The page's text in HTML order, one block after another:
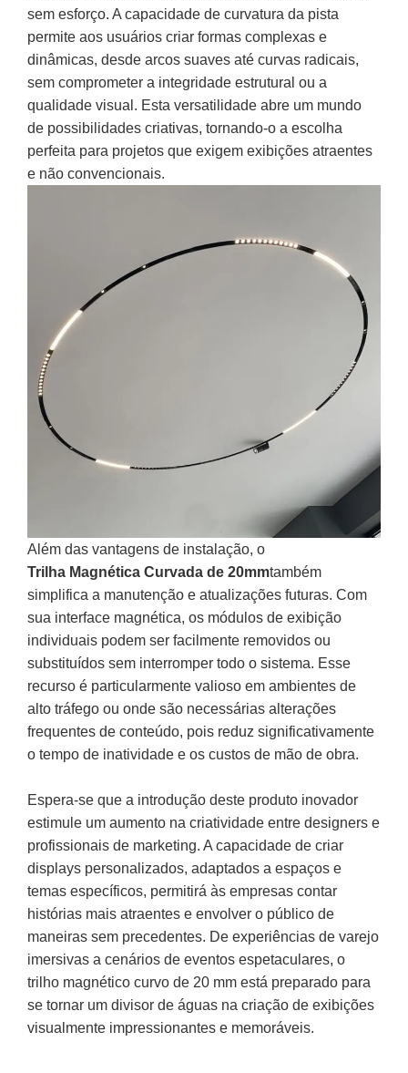
sem esforço. A capacidade de curvatura da pista
permite aos usuários criar formas complexas e
dinâmicas, desde arcos suaves até curvas radicais,
sem comprometer a integridade estrutural ou a
qualidade visual. Esta versatilidade abre um mundo
de possibilidades criativas, tornando-o a escolha
perfeita para projetos que exigem exibições atraentes
e não convencionais.
Além das vantagens de instalação, o
Trilha Magnética Curvada de 20mmtambém
simplifica a manutenção e atualizações futuras. Com
sua interface magnética, os módulos de exibição
individuais podem ser facilmente removidos ou
substituídos sem interromper todo o sistema. Esse
recurso é particularmente valioso em ambientes de
alto tráfego ou onde são necessárias alterações
frequentes de conteúdo, pois reduz significativamente
o tempo de inatividade e os custos de mão de obra.
Espera-se que a introdução deste produto inovador
estimule um aumento na criatividade entre designers e
profissionais de marketing. A capacidade de criar
displays personalizados, adaptados a espaços e
temas específicos, permitirá às empresas contar
histórias mais atraentes e envolver o público de
maneiras sem precedentes. De experiências de varejo
imersivas a cenários de eventos espetaculares, o
trilho magnético curvo de 20 mm está preparado para
se tornar um divisor de águas na criação de exibições
visualmente impressionantes e memoráveis.